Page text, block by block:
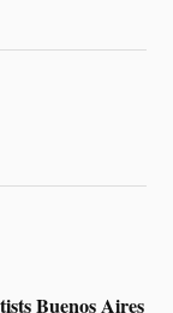
Buenos Aires